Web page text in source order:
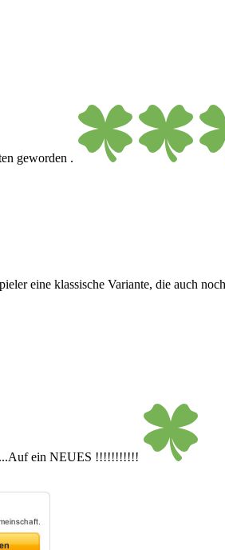
geworden .
eine klassische Variante, die auch
ein NEUES !!!!!!!!!!!